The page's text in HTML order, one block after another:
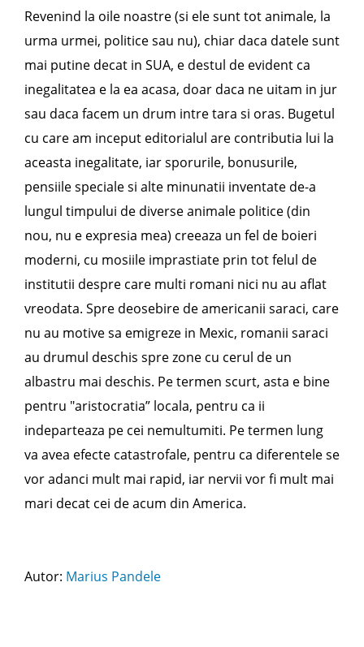
Revenind la oile noastre (si ele sunt tot animale, la
urma urmei, politice sau nu), chiar daca datele sunt
mai putine decat in SUA, e destul de evident ca
inegalitatea e la ea acasa, doar daca ne uitam in jur
sau daca facem un drum intre tara si oras. Bugetul
cu care am inceput editorialul are contributia lui la
aceasta inegalitate, iar sporurile, bonusurile,
pensiile speciale si alte minunatii inventate de-a
lungul timpului de diverse animale politice (din
nou, nu e expresia mea) creeaza un fel de boieri
moderni, cu mosiile imprastiate prin tot felul de
institutii despre care multi romani nici nu au aflat
vreodata. Spre deosebire de americanii saraci, care
nu au motive sa emigreze in Mexic, romanii saraci
au drumul deschis spre zone cu cerul de un
albastru mai deschis. Pe termen scurt, asta e bine
pentru "aristocratia” locala, pentru ca ii
indeparteaza pe cei nemultumiti. Pe termen lung
va avea efecte catastrofale, pentru ca diferentele se
vor adanci mult mai rapid, iar nervii vor fi mult mai
mari decat cei de acum din America.
Autor: Marius Pandele